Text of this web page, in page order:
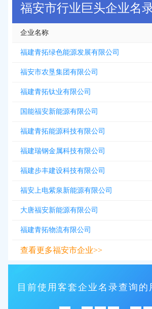
福安市行业巨头企业名
企业名称
福建青拓绿色能源发展有限公司
福安市农垦集团有限公司
福建青拓钛业有限公司
国能福安新能源有限公司
福建青拓能源科技有限公司
福建瑞钢金属科技有限公司
福建步丰建设科技有限公司
福安上电紫泉新能源有限公司
大唐福安新能源有限公司
福建青拓物流有限公司
查看更多福安市企业>>
目前使用客套企业名录查询的